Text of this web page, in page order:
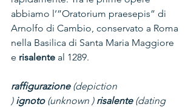
abbiamo l’”Oratorium praesepis” di
Arnolfo di Cambio, conservato a Roma
nella Basilica di Santa Maria Maggiore
e risalente al 1289.
raffigurazione (depiction
) ignoto (unknown ) risalente (dating